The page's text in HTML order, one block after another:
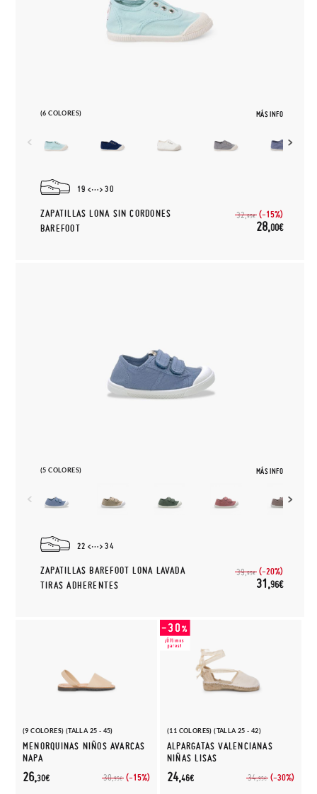
(6 COLORES) MÁS INFO
19 30
ZAPATILLAS LONA SIN CORDONES
BAREFOOT
32,95€ (-15%)
28,00€
(5 COLORES) MÁS INFO
22 34
ZAPATILLAS BAREFOOT LONA LAVADA
TIRAS ADHERENTES
39,95€ (-20%)
31,96€
(9 COLORES) (TALLA 25 - 45)
MENORQUINAS NIÑOS AVARCAS
NAPA
30,95€ (-15%)
26,30€
(11 COLORES) (TALLA 25 - 42)
ALPARGATAS VALENCIANAS
NIÑAS LISAS
34,95€ (-30%)
24,46€